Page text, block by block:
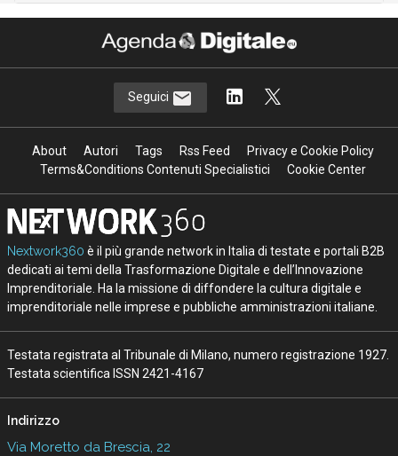
Seguici
About Autori Tags Rss Feed
Privacy e Cookie Policy
Terms&Conditions Contenuti Specialistici
Cookie Center
Nextwork360 è il più grande network in Italia di testate e portali B2B
dedicati ai temi della Trasformazione Digitale e dell’Innovazione
Imprenditoriale. Ha la missione di diffondere la cultura digitale e
imprenditoriale nelle imprese e pubbliche amministrazioni italiane.
Testata registrata al Tribunale di Milano, numero registrazione 1927.
Testata scientifica ISSN 2421-4167
Indirizzo
Via Moretto da Brescia, 22